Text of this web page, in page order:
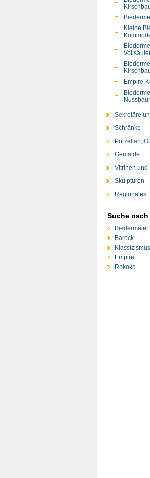
Kleine
Empire-
Sekretäre
Schränke
Porzellan,
Gemälde
Vitrinen und
Skulpturen
Regionales
Suche
Biedermeier
Barock
Klassizismus
Empire
Rokoko